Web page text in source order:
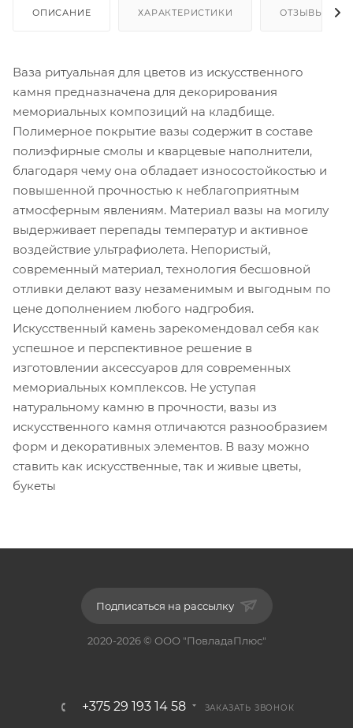
ОПИСАНИЕ ХАРАКТЕРИСТИКИ ОТЗЫВЫ
Ваза ритуальная для цветов из искусственного
камня предназначена для декорирования
мемориальных композиций на кладбище.
Полимерное покрытие вазы содержит в составе
полиэфирные смолы и кварцевые наполнители,
благодаря чему она обладает износостойкостью и
повышенной прочностью к неблагоприятным
атмосферным явлениям. Материал вазы на могилу
выдерживает перепады температур и активное
воздействие ультрафиолета. Непористый,
современный материал, технология бесшовной
отливки делают вазу незаменимым и выгодным по
цене дополнением любого надгробия.
Искусственный камень зарекомендовал себя как
успешное и перспективное решение в
изготовлении аксессуаров для современных
мемориальных комплексов. Не уступая
натуральному камню в прочности, вазы из
искусственного камня отличаются разнообразием
форм и декоративных элементов. В вазу можно
ставить как искусственные, так и живые цветы,
букеты
Подписаться на рассылку
2020-2026 © ООО "ПовладаПлюс"
+375 29 193 14 58 ЗАКАЗАТЬ ЗВОНОК